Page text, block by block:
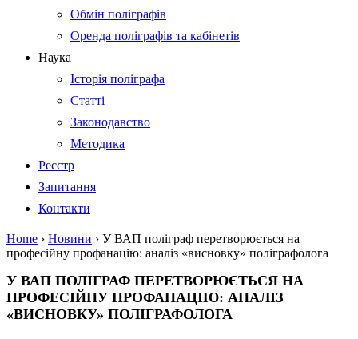
Обмін поліграфів
Оренда поліграфів та кабінетів
Наука
Історія поліграфа
Статті
Законодавство
Методика
Реєстр
Запитання
Контакти
Home › Новини › У ВАП поліграф перетворюється на
професійну профанацію: аналіз «висновку» поліграфолога
У ВАП ПОЛІГРАФ ПЕРЕТВОРЮЄТЬСЯ НА
ПРОФЕСІЙНУ ПРОФАНАЦІЮ: АНАЛІЗ
«ВИСНОВКУ» ПОЛІГРАФОЛОГА